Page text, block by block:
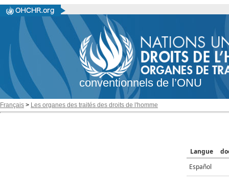
conventionnels de l’ONU
Français > Les organes des traités des droits de l'homme
Langue
Español